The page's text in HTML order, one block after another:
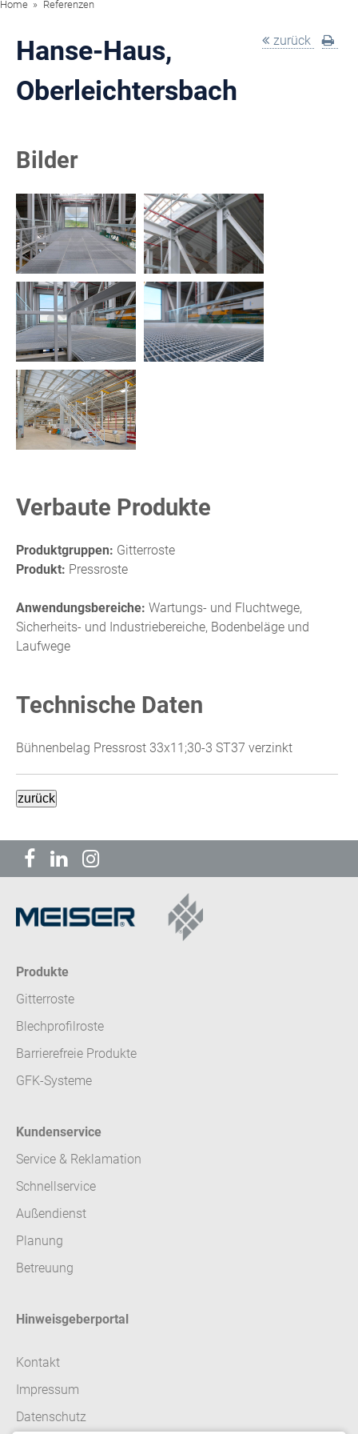
Home Referenzen
zurück
Hanse-Haus,
Oberleichtersbach
Bilder
Verbaute Produkte
Produktgruppen: Gitterroste
Produkt: Pressroste
Anwendungsbereiche: Wartungs- und Fluchtwege,
Sicherheits- und Industriebereiche, Bodenbeläge und
Laufwege
Technische Daten
Bühnenbelag Pressrost 33x11;30-3 ST37 verzinkt
Produkte
Gitterroste
Blechprofilroste
Barrierefreie Produkte
GFK-Systeme
Kundenservice
Service & Reklamation
Schnellservice
Außendienst
Planung
Betreuung
Hinweisgeberportal
Kontakt
Impressum
Datenschutz